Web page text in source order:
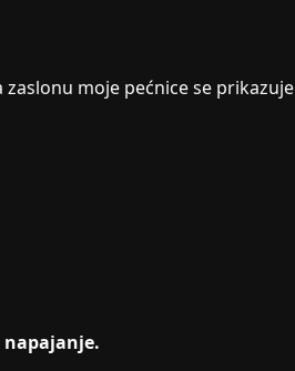
moje pećnice se prikazuje